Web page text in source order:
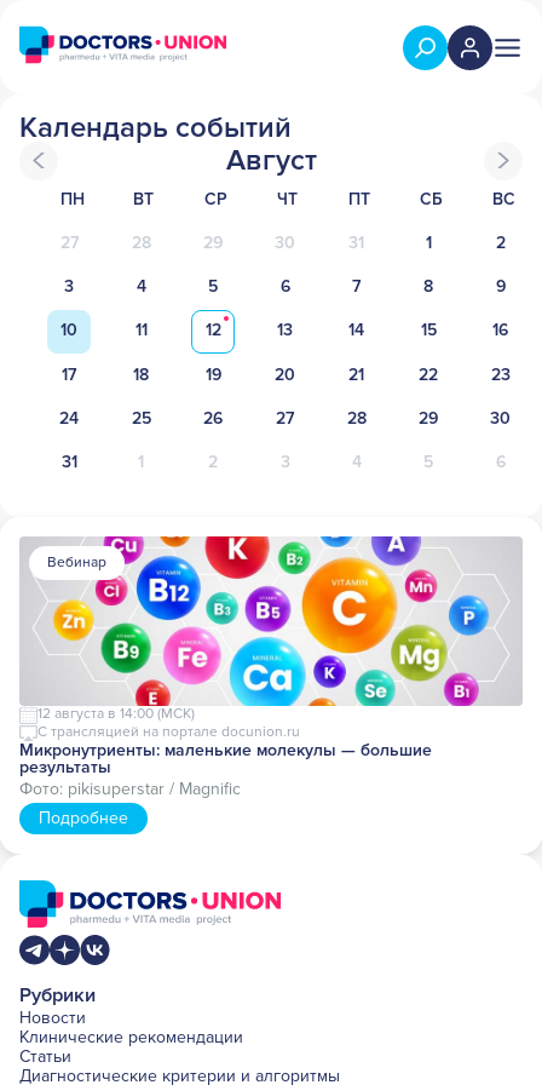
Календарь событий
Август
ПН ВТ СР ЧТ ПТ СБ ВС
27 28 29 30 31 1 2
3 4 5 6 7 8 9
10 11 12 13 14 15 16
17 18 19 20 21 22 23
24 25 26 27 28 29 30
31 1 2 3 4 5 6
Вебинар
12 августа в 14:00 (МСК)
С трансляцией на порталe docunion.ru
Микронутриенты: маленькие молекулы — большие
результаты
Фото: pikisuperstar / Magnific
Подробнее
Рубрики
Новости
Клинические рекомендации
Статьи
Диагностические критерии и алгоритмы